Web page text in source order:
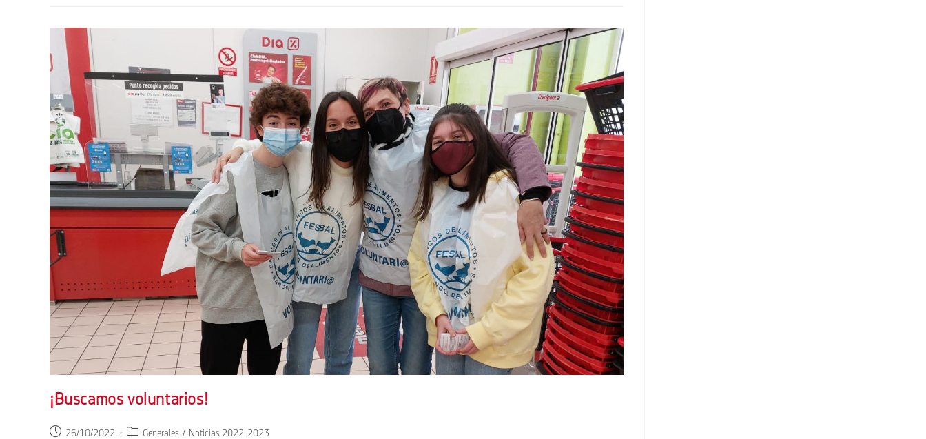
¡Buscamos voluntarios!
Publicación
26/10/2022
CategoríaGenerales / Noticias 2022-2023